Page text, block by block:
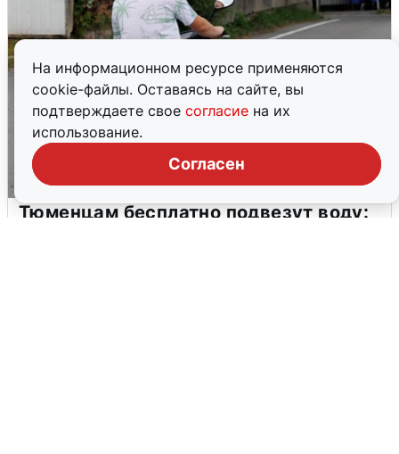
На информационном ресурсе применяются
cookie-файлы. Оставаясь на сайте, вы
подтверждаете свое согласие на их
использование.
Согласен
Тюменцам бесплатно подвезут воду: